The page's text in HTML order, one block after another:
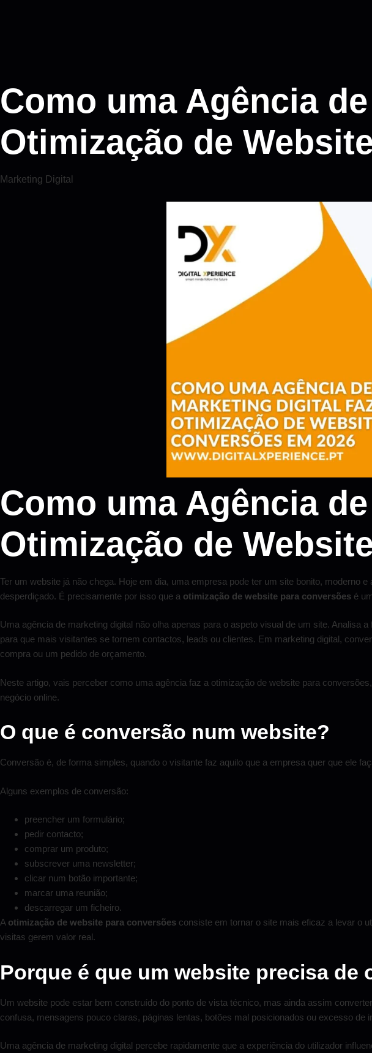
Como uma Agência
Otimização de
Marketing Digital
Como uma Agência
Otimização de
Ter um website já não chega. Hoje em dia, uma empresa pode ter um site bonito,
desperdiçado. É precisamente por isso que a otimização de website para conversões é
Uma agência de marketing digital não olha apenas para o aspeto visual de um site.
para que mais visitantes se tornem contactos, leads ou clientes. Em marketing digital,
compra ou um pedido de orçamento.
Neste artigo, vais perceber como uma agência faz a otimização de website para
negócio online.
O que é conversão num website?
Conversão é, de forma simples, quando o visitante faz aquilo que a empresa quer que ele
Alguns exemplos de conversão:
preencher um formulário;
pedir contacto;
comprar um produto;
subscrever uma newsletter;
clicar num botão importante;
marcar uma reunião;
descarregar um ficheiro.
A otimização de website para conversões consiste em tornar o site mais eficaz a levar o
visitas gerem valor real.
Porque é que um website precisa de
Um website pode estar bem construído do ponto de vista técnico, mas ainda assim
confusa, mensagens pouco claras, páginas lentas, botões mal posicionados ou excesso de
Uma agência de marketing digital percebe rapidamente que a experiência do utilizador